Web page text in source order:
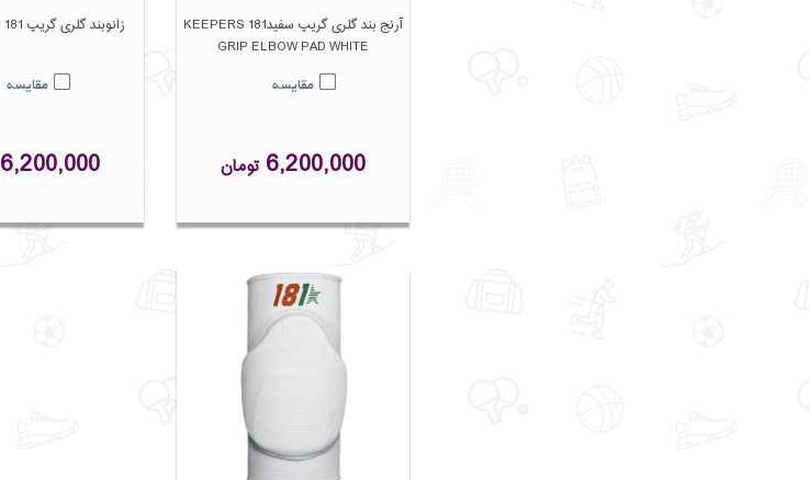
آرنج بند گلری گریپ سفید181 KEEPERS
GRIP ELBOW PAD WHITE
مقایسه
6,200,000 تومان
زانوبند گلری گریپ 181 KNEE PADS
مقایسه
6,200,000